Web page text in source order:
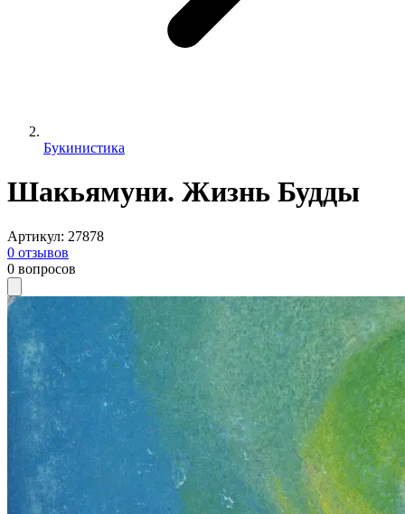
Букинистика
Шакьямуни. Жизнь Будды
Артикул: 27878
0 отзывов
0 вопросов